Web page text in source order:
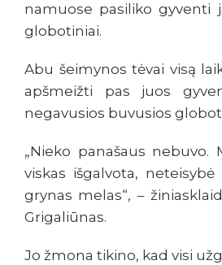
namuose pasiliko gyventi
globotiniai.
Abu šeimynos tėvai visą
apšmeižti pas juos
negavusios buvusios
„Nieko panašaus nebuvo.
viskas išgalvota,
grynas melas“, –
Grigaliūnas.
Jo žmona tikino, kad visi